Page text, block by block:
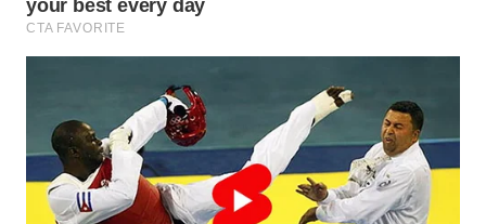
WN
SULUT
MALUKU
WN
MALUT